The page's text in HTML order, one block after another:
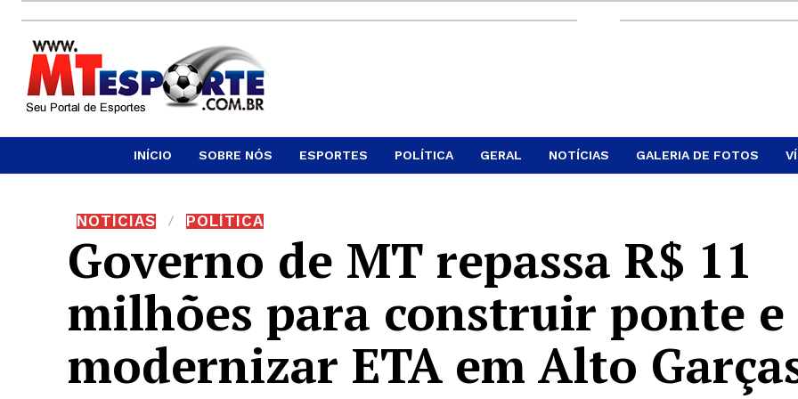
INÍCIO SOBRE NÓS ESPORTES POLÍTICA GERAL NOTÍCIAS GALERIA DE FOTOS
NOTÍCIAS POLÍTICA
Governo de MT repassa R$ 11
milhões para construir ponte e
modernizar ETA em Alto